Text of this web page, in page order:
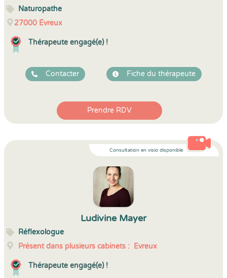
Naturopathe
27000 Évreux
Thérapeute engagé(e) !
Contacter Fiche du thérapeute
Prendre RDV
Consultation en visio disponible
Ludivine Mayer
Réflexologue
Présent dans plusieurs cabinets : Evreux
Thérapeute engagé(e) !